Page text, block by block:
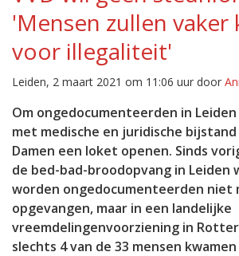
'Mensen zullen vaker
voor illegaliteit'
Leiden, 2 maart 2021 om 11:06 uur door
Om ongedocumenteerden in
met medische en juridische
Damen een loket openen. Sinds
de bed-bad-broodopvang in Leiden
worden ongedocumenteerden niet
opgevangen, maar in een landelijke
vreemdelingenvoorziening in
slechts 4 van de 33 mensen